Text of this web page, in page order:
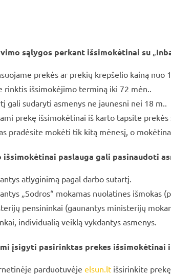
sąlygos perkant išsimokėtinai su
prekės ar prekių krepšelio kainą nuo
rinktis išsimokėjimo terminą iki 72 mėn..
gali sudaryti asmenys ne jaunesni nei 18 m..
prekę išsimokėtinai iš karto tapsite prekės
pradėsite mokėti tik kitą mėnesį, o
išsimokėtinai paslauga gali pasinaudoti
atlyginimą pagal darbo sutartį.
„Sodros“ mokamas nuolatines išmokas
pensininkai (gaunantys ministerijų
individualią veiklą vykdantys asmenys.
įsigyti pasirinktas prekes išsimokėtinai
parduotuvėje elsun.lt išsirinkite